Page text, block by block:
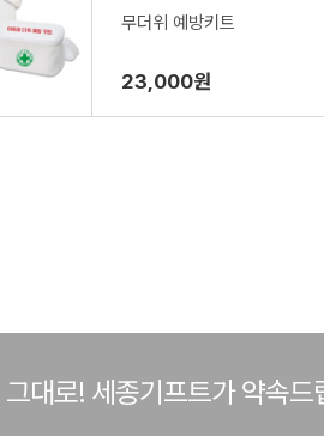
무더위 예방키트
23,000원
그대로! 세종기프트가 약속드